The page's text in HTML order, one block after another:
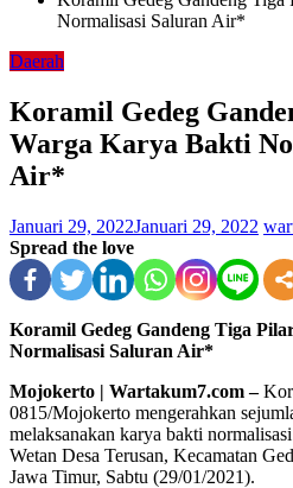
Normalisasi Saluran Air*
Daerah
Koramil Gedeg
Warga Karya Bakti
Air*
Januari 29, 2022Januari 29, 2022
Spread the love
Koramil Gedeg Gandeng Tiga
Normalisasi Saluran Air*
Mojokerto | Wartakum7.com –
0815/Mojokerto mengerahkan
melaksanakan karya bakti
Wetan Desa Terusan, Kecamatan
Jawa Timur, Sabtu (29/01/2021).